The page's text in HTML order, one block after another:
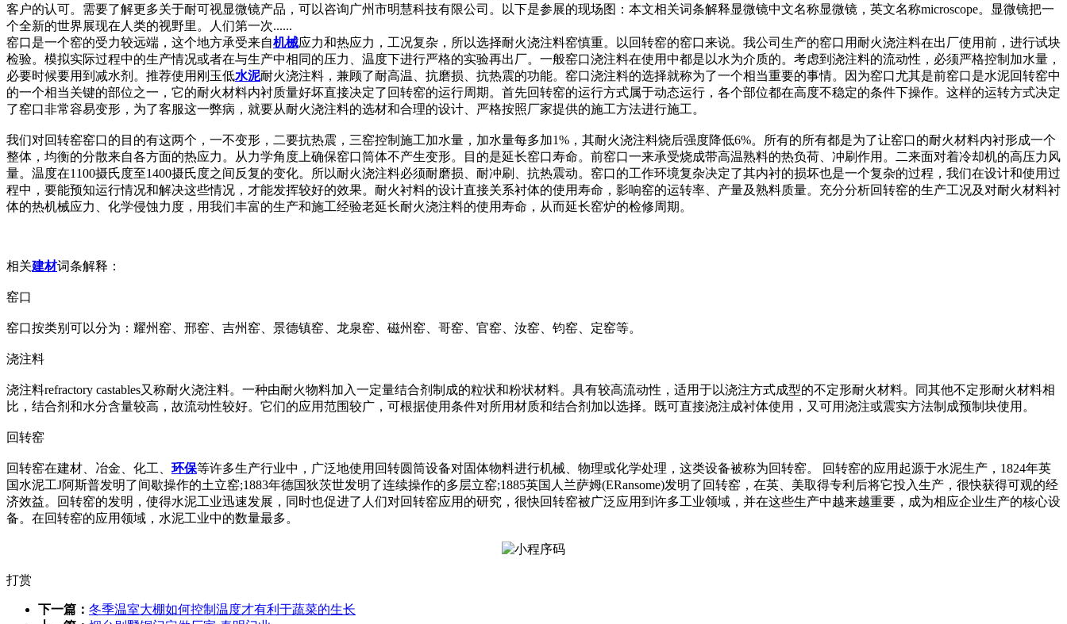
客户的认可。需要了解更多关于耐可视显微镜产品，可以咨询广州市明慧科技有限公司。以下是参展的现场图：本文相关词条解释显微镜中文名称显微镜，英文名称microscope。显微镜把一
个全新的世界展现在人类的视野里。人们第一次......
窑口是一个窑的受力较远端，这个地方承受来自机械应力和热应力，工况复杂，所以选择耐火浇注料窑慎重。以回转窑的窑口来说。我公司生产的窑口用耐火浇注料在出厂使用前，进行试块
检验。模拟实际过程中的生产情况或者在与生产中相同的压力、温度下进行严格的实验再出厂。一般窑口浇注料在使用中都是以水为介质的。考虑到浇注料的流动性，必须严格控制加水量，
必要时候要用到减水剂。推荐使用刚玉低水泥耐火浇注料，兼顾了耐高温、抗磨损、抗热震的功能。窑口浇注料的选择就称为了一个相当重要的事情。因为窑口尤其是前窑口是水泥回转窑中
的一个相当关键的部位之一，它的耐火材料内衬质量好坏直接决定了回转窑的运行周期。首先回转窑的运行方式属于动态运行，各个部位都在高度不稳定的条件下操作。这样的运转方式决定
了窑口非常容易变形，为了客服这一弊病，就要从耐火浇注料的选材和合理的设计、严格按照厂家提供的施工方法进行施工。
我们对回转窑窑口的目的有这两个，一不变形，二要抗热震，三窑控制施工加水量，加水量每多加1%，其耐火浇注料烧后强度降低6%。所有的所有都是为了让窑口的耐火材料内衬形成一个
整体，均衡的分散来自各方面的热应力。从力学角度上确保窑口筒体不产生变形。目的是延长窑口寿命。前窑口一来承受烧成带高温熟料的热负荷、冲刷作用。二来面对着冷却机的高压力风
量。温度在1100摄氏度至1400摄氏度之间反复的变化。所以耐火浇注料必须耐磨损、耐冲刷、抗热震动。窑口的工作环境复杂决定了其内衬的损坏也是一个复杂的过程，我们在设计和使用过
程中，要能预知运行情况和解决这些情况，才能发挥较好的效果。耐火衬料的设计直接关系衬体的使用寿命，影响窑的运转率、产量及熟料质量。充分分析回转窑的生产工况及对耐火材料衬
体的热机械应力、化学侵蚀力度，用我们丰富的生产和施工经验老延长耐火浇注料的使用寿命，从而延长窑炉的检修周期。
相关建材词条解释：
窑口
窑口按类别可以分为：耀州窑、邢窑、吉州窑、景德镇窑、龙泉窑、磁州窑、哥窑、官窑、汝窑、钧窑、定窑等。
浇注料
浇注料refractory castables又称耐火浇注料。一种由耐火物料加入一定量结合剂制成的粒状和粉状材料。具有较高流动性，适用于以浇注方式成型的不定形耐火材料。同其他不定形耐火材料相
比，结合剂和水分含量较高，故流动性较好。它们的应用范围较广，可根据使用条件对所用材质和结合剂加以选择。既可直接浇注成衬体使用，又可用浇注或震实方法制成预制块使用。
回转窑
回转窑在建材、冶金、化工、 环保等许多生产行业中，广泛地使用回转圆筒设备对固体物料进行机械、物理或化学处理，这类设备被称为回转窑。 回转窑的应用起源于水泥生产，1824年英
国水泥工J阿斯普发明了间歇操作的土立窑;1883年德国狄茨世发明了连续操作的多层立窑;1885英国人兰萨姆(ERansome)发明了回转窑，在英、美取得专利后将它投入生产，很快获得可观的经
济效益。回转窑的发明，使得水泥工业迅速发展，同时也促进了人们对回转窑应用的研究，很快回转窑被广泛应用到许多工业领域，并在这些生产中越来越重要，成为相应企业生产的核心设
备。在回转窑的应用领域，水泥工业中的数量最多。
打赏
下一篇： 冬季温室大棚如何控制温度才有利于蔬菜的生长